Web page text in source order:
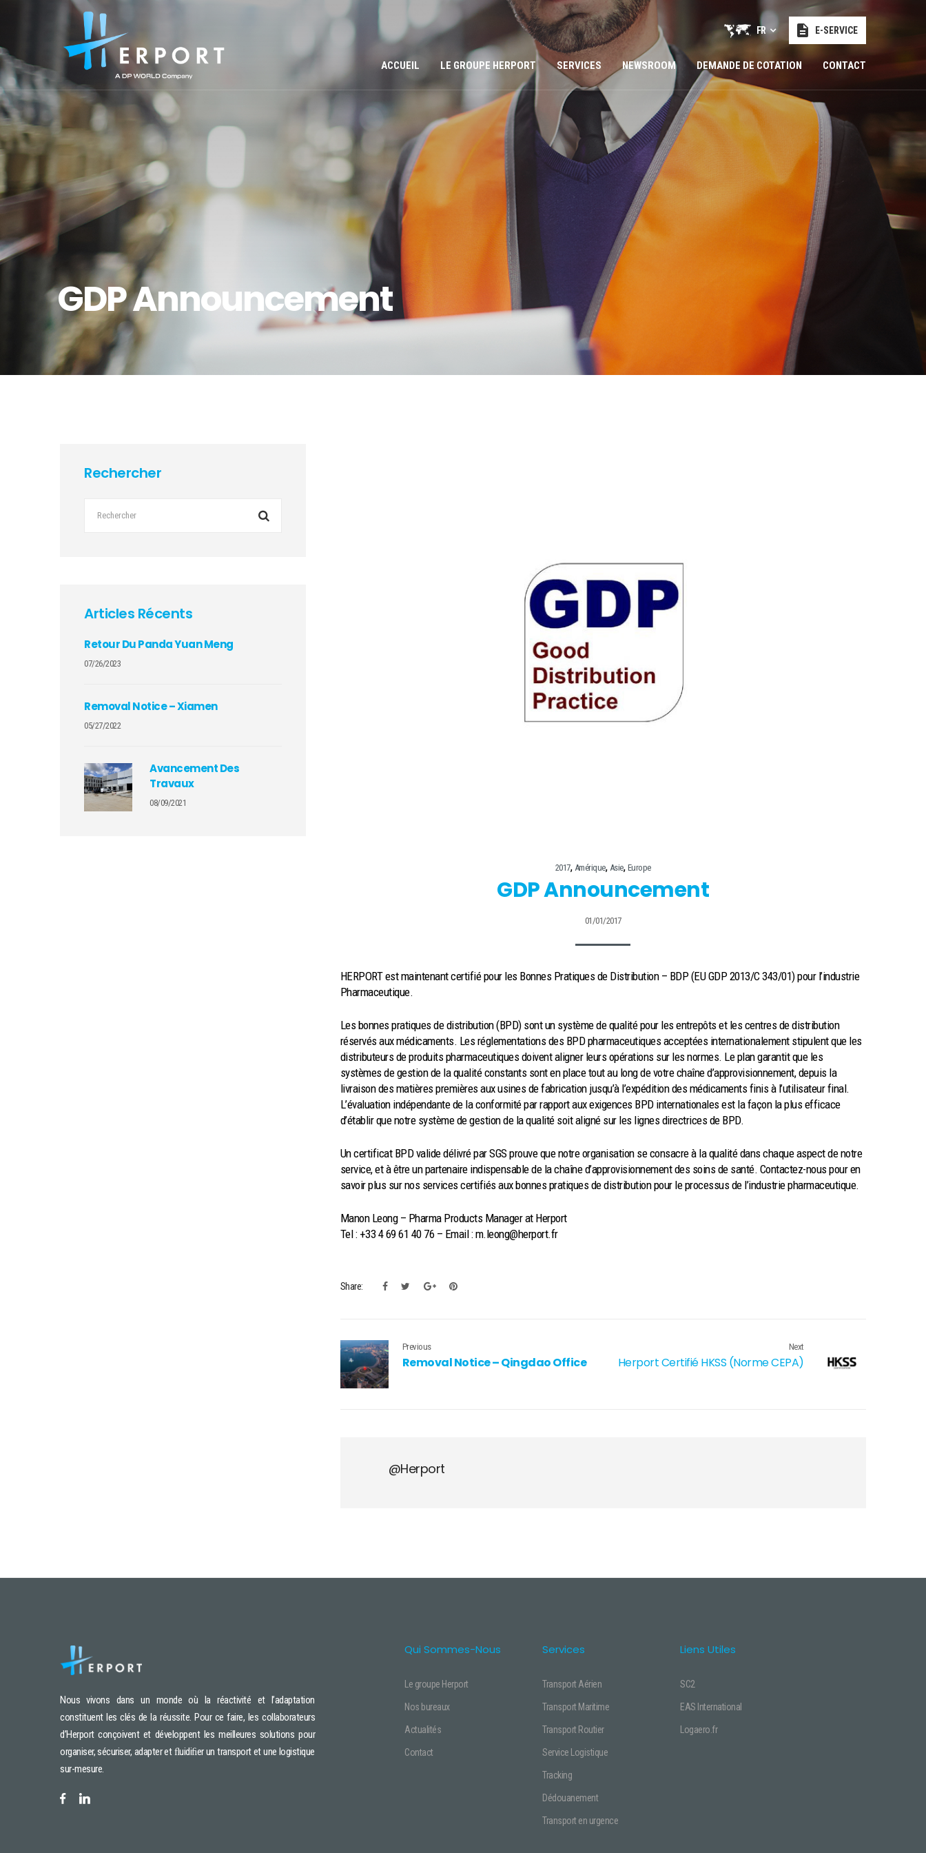
FR E-SERVICE
ACCUEIL LE GROUPE HERPORT SERVICES NEWSROOM DEMANDE DE COTATION CONTACT
GDP Announcement
2017, Amérique, Asie, Europe
GDP Announcement
01/01/2017
HERPORT est maintenant certifié pour les Bonnes Pratiques de Distribution – BDP (EU GDP 2013/C 343/01) pour l’industrie
Pharmaceutique.
Les bonnes pratiques de distribution (BPD) sont un système de qualité pour les entrepôts et les centres de distribution
réservés aux médicaments. Les réglementations des BPD pharmaceutiques acceptées internationalement stipulent que les
distributeurs de produits pharmaceutiques doivent aligner leurs opérations sur les normes. Le plan garantit que les
systèmes de gestion de la qualité constants sont en place tout au long de votre chaîne d’approvisionnement, depuis la
livraison des matières premières aux usines de fabrication jusqu’à l’expédition des médicaments finis à l’utilisateur final.
L’évaluation indépendante de la conformité par rapport aux exigences BPD internationales est la façon la plus efficace
d’établir que notre système de gestion de la qualité soit aligné sur les lignes directrices de BPD.
Un certificat BPD valide délivré par SGS prouve que notre organisation se consacre à la qualité dans chaque aspect de notre
service, et à être un partenaire indispensable de la chaîne d’approvisionnement des soins de santé. Contactez-nous pour en
savoir plus sur nos services certifiés aux bonnes pratiques de distribution pour le processus de l’industrie pharmaceutique.
Manon Leong – Pharma Products Manager at Herport
Tel : +33 4 69 61 40 76 – Email : m.leong@herport.fr
Share:
Previous
Removal Notice – Qingdao Office
Next
Herport Certifié HKSS (norme CEPA)
@herport
Rechercher
Articles Récents
Retour Du Panda Yuan Meng
07/26/2023
Removal Notice – Xiamen
05/27/2022
Avancement Des
Travaux
08/09/2021
Nous vivons dans un monde où la réactivité et l’adaptation
constituent les clés de la réussite. Pour ce faire, les collaborateurs
d’Herport conçoivent et développent les meilleures solutions pour
organiser, sécuriser, adapter et ﬂuidiﬁer un transport et une logistique
sur-mesure.
Qui Sommes-Nous
Le groupe Herport
Nos bureaux
Actualités
Contact
Services
Transport Aérien
Transport Maritime
Transport Routier
Service Logistique
Tracking
Dédouanement
Transport en urgence
Liens Utiles
SC2
EAS International
Logaero.fr